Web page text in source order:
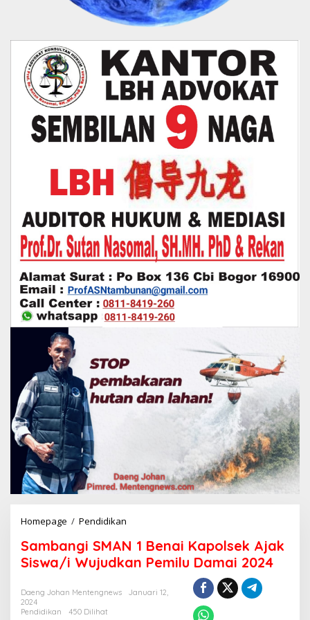
Homepage / Pendidikan
m
b
a
g
Sambangi SMAN 1 Benai Kapolsek Ajak
Siswa/i Wujudkan Pemilu Damai 2024
Daeng Johan Mentengnews
Januari 12,
2024
Pendidikan
450 Dilihat